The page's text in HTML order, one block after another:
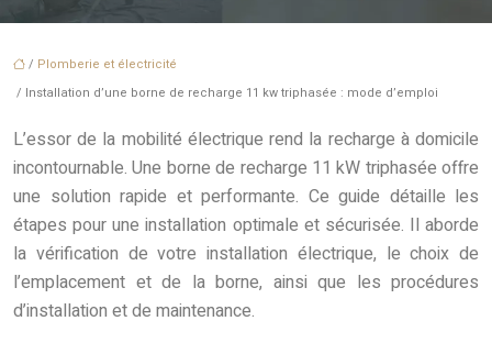
/ Plomberie et électricité
/ Installation d’une borne de recharge 11 kw triphasée : mode d’emploi
L’essor de la mobilité électrique rend la recharge à domicile
incontournable. Une borne de recharge 11 kW triphasée offre
une solution rapide et performante. Ce guide détaille les
étapes pour une installation optimale et sécurisée. Il aborde
la vérification de votre installation électrique, le choix de
l’emplacement et de la borne, ainsi que les procédures
d’installation et de maintenance.